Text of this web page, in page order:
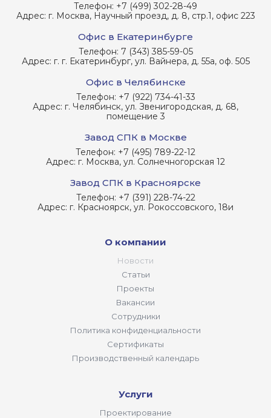
Телефон: +7 (499) 302-28-49
Адрес: г. Москва, Научный проезд, д. 8, стр.1, офис 223
Офис в Екатеринбурге
Телефон: 7 (343) 385-59-05
Адрес: г. г. Екатеринбург, ул. Вайнера, д. 55а, оф. 505
Офис в Челябинске
Телефон: +7 (922) 734-41-33
Адрес: г. Челябинск, ул. Звенигородская, д. 68,
помещение 3
Завод СПК в Москве
Телефон: +7 (495) 789-22-12
Адрес: г. Москва, ул. Солнечногорская 12
Завод СПК в Красноярске
Телефон: +7 (391) 228-74-22
Адрес: г. Красноярск, ул. Рокоссовского, 18и
О компании
Новости
Статьи
Проекты
Вакансии
Сотрудники
Политика конфиденциальности
Сертификаты
Производственный календарь
Услуги
Проектирование